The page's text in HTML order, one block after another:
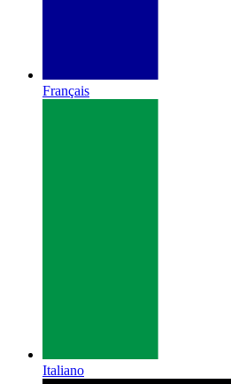
Français
Italiano